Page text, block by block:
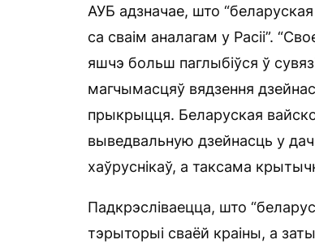
АУБ адзначае, што
са сваім аналагам у Расіі”.
яшчэ больш паглыбіўся ў
магчымасцяў вядзення
прыкрыцця. Беларуская
выведвальную дзейнасць у
хаўруснікаў, а таксама
Падкрэсліваецца, што
тэрыторыі сваёй краіны, а